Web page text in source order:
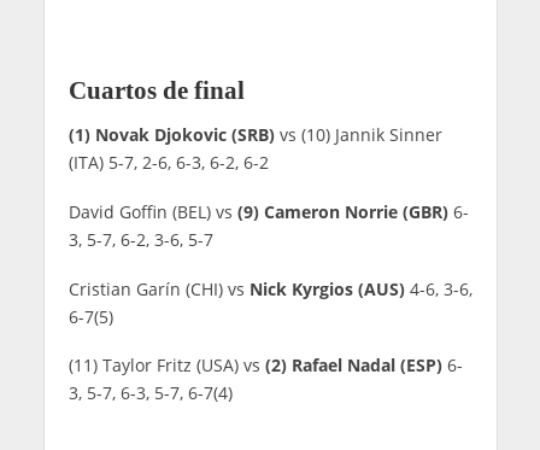
Cuartos de final
(1) Novak Djokovic (SRB)vs (10) Jannik Sinner
(ITA) 5-7, 2-6, 6-3, 6-2, 6-2
David Goffin (BEL) vs (9) Cameron Norrie (GBR)6-
3, 5-7, 6-2, 3-6, 5-7
Cristian Garín (CHI) vs Nick Kyrgios (AUS)4-6, 3-6,
6-7(5)
(11) Taylor Fritz (USA) vs (2) Rafael Nadal (ESP)6-
3, 5-7, 6-3, 5-7, 6-7(4)